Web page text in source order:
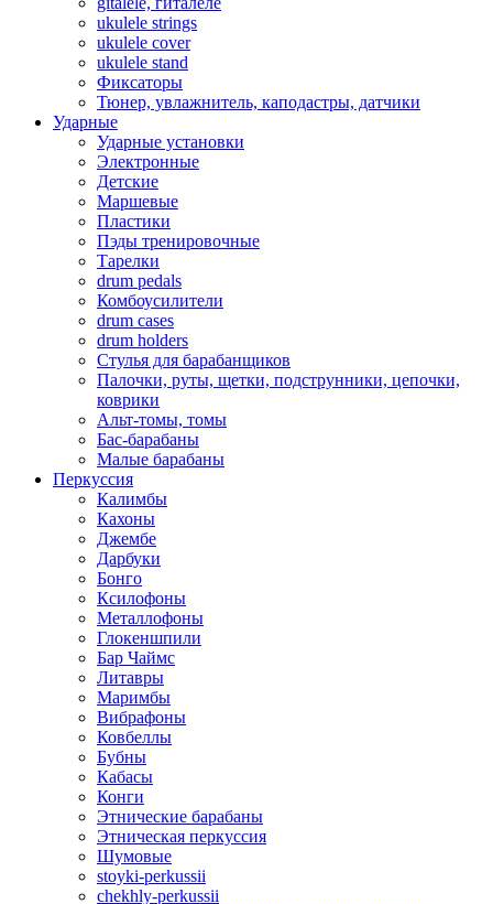
ukulele strings
ukulele cover
ukulele stand
Фиксаторы
Тюнер, увлажнитель, каподастры, датчики
Ударные
Ударные установки
Электронные
Детские
Маршевые
Пластики
Пэды тренировочные
Тарелки
drum pedals
Комбоусилители
drum cases
drum holders
Стулья для барабанщиков
Палочки, руты, щетки, подструнники, цепочки,
коврики
Альт-томы, томы
Бас-барабаны
Малые барабаны
Перкуссия
Калимбы
Кахоны
Джембе
Дарбуки
Бонго
Ксилофоны
Металлофоны
Глокеншпили
Бар Чаймс
Литавры
Маримбы
Вибрафоны
Ковбеллы
Бубны
Кабасы
Конги
Этнические барабаны
Этническая перкуссия
Шумовые
stoyki-perkussii
chekhly-perkussii